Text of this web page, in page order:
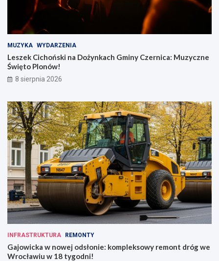
MUZYKA WYDARZENIA
Leszek Cichoński na Dożynkach Gminy Czernica: Muzyczne
Święto Plonów!
8 sierpnia 2026
INFRASTRUKTURA REMONTY
Gajowicka w nowej odsłonie: kompleksowy remont dróg we
Wrocławiu w 18 tygodni!